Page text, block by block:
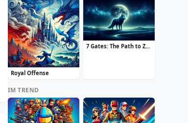
Royal Offense
7 Gates: The Path to Zamolxes
IM TREND